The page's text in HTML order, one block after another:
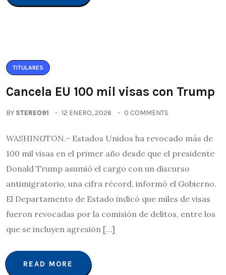
TITULARES
Cancela EU 100 mil visas con Trump
BY STEREO91 12 ENERO, 2026 0 COMMENTS
WASHINGTON.- Estados Unidos ha revocado más de
100 mil visas en el primer año desde que el presidente
Donald Trump asumió el cargo con un discurso
antimigratorio, una cifra récord, informó el Gobierno.
El Departamento de Estado indicó que miles de visas
fueron revocadas por la comisión de delitos, entre los
que se incluyen agresión […]
READ MORE